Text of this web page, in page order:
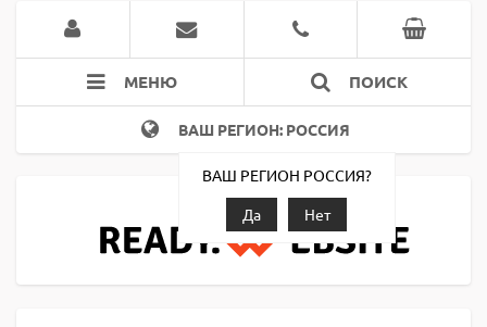
МЕНЮ ПОИСК
ВАШ РЕГИОН: РОССИЯ
ВАШ РЕГИОН РОССИЯ?
Да
Нет